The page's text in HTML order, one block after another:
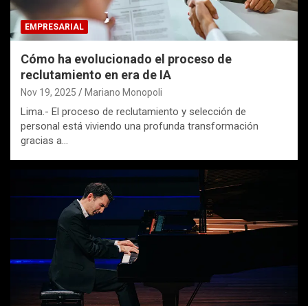
EMPRESARIAL
Cómo ha evolucionado el proceso de
reclutamiento en era de IA
Nov 19, 2025 Mariano Monopoli
Lima.- El proceso de reclutamiento y selección de
personal está viviendo una profunda transformación
gracias a…